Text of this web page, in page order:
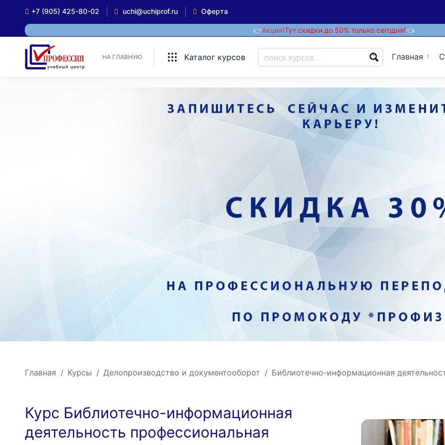
+7 (905) 425-80-02 uchi@uchiprof.ru Оферта
👉Акция!Тут скидки до 50% только сегодня!👈
НА ГЛАВНУЮ Каталог курсов Главная
Главная Курсы Делопроизводство и документооборот Библиотечно-информационная
Курс Библиотечно-информационная
деятельность профессиональная